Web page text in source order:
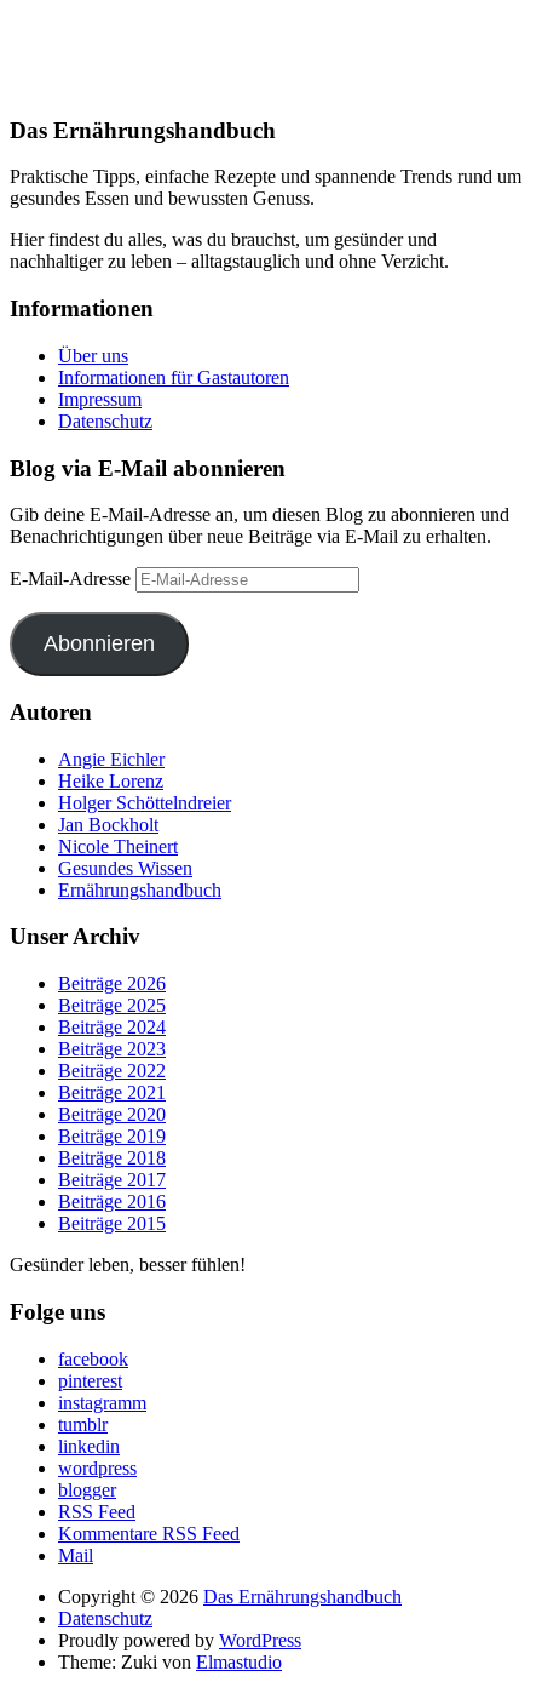
Das Ernährungshandbuch
Praktische Tipps, einfache Rezepte und spannende Trends rund um
gesundes Essen und bewussten Genuss.
Hier findest du alles, was du brauchst, um gesünder und
nachhaltiger zu leben – alltagstauglich und ohne Verzicht.
Informationen
Über uns
Informationen für Gastautoren
Impressum
Datenschutz
Blog via E-Mail abonnieren
Gib deine E-Mail-Adresse an, um diesen Blog zu abonnieren und
Benachrichtigungen über neue Beiträge via E-Mail zu erhalten.
E-Mail-Adresse
Abonnieren
Autoren
Angie Eichler
Heike Lorenz
Holger Schöttelndreier
Jan Bockholt
Nicole Theinert
Gesundes Wissen
Ernährungshandbuch
Unser Archiv
Beiträge 2026
Beiträge 2025
Beiträge 2024
Beiträge 2023
Beiträge 2022
Beiträge 2021
Beiträge 2020
Beiträge 2019
Beiträge 2018
Beiträge 2017
Beiträge 2016
Beiträge 2015
Gesünder leben, besser fühlen!
Folge uns
facebook
pinterest
instagramm
tumblr
linkedin
wordpress
blogger
RSS Feed
Kommentare RSS Feed
Mail
Copyright © 2026 Das Ernährungshandbuch
Datenschutz
Proudly powered by WordPress
Theme: Zuki von Elmastudio